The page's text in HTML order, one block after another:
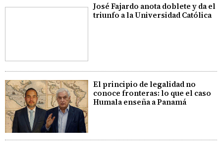
José Fajardo anota doblete y da el
triunfo a la Universidad Católica
El principio de legalidad no
conoce fronteras: lo que el caso
Humala enseña a Panamá